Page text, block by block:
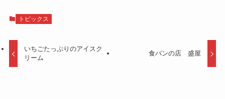
トピックス
いちごたっぷりのアイスク
リーム
食パンの店 盛屋